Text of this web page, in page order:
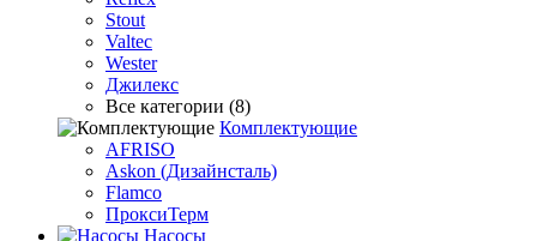
Stout
Valtec
Wester
Джилекс
Все категории (8)
Комплектующие
AFRISO
Askon (Дизайнсталь)
Flamco
ПроксиТерм
Насосы